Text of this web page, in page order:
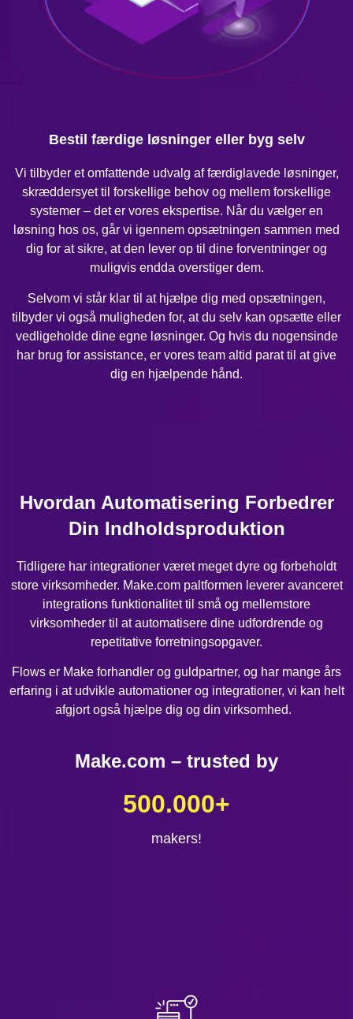
Bestil færdige løsninger eller byg selv
Vi tilbyder et omfattende udvalg af færdiglavede løsninger,
skræddersyet til forskellige behov og mellem forskellige
systemer – det er vores ekspertise. Når du vælger en
løsning hos os, går vi igennem opsætningen sammen med
dig for at sikre, at den lever op til dine forventninger og
muligvis endda overstiger dem.
Selvom vi står klar til at hjælpe dig med opsætningen,
tilbyder vi også muligheden for, at du selv kan opsætte eller
vedligeholde dine egne løsninger. Og hvis du nogensinde
har brug for assistance, er vores team altid parat til at give
dig en hjælpende hånd.
Hvordan Automatisering Forbedrer
Din Indholdsproduktion
Tidligere har integrationer været meget dyre og forbeholdt
store virksomheder. Make.com paltformen leverer avanceret
integrations funktionalitet til små og mellemstore
virksomheder til at automatisere dine udfordrende og
repetitative forretningsopgaver.
Flows er Make forhandler og guldpartner, og har mange års
erfaring i at udvikle automationer og integrationer, vi kan helt
afgjort også hjælpe dig og din virksomhed.
Make.com – trusted by
makers!
500.000+